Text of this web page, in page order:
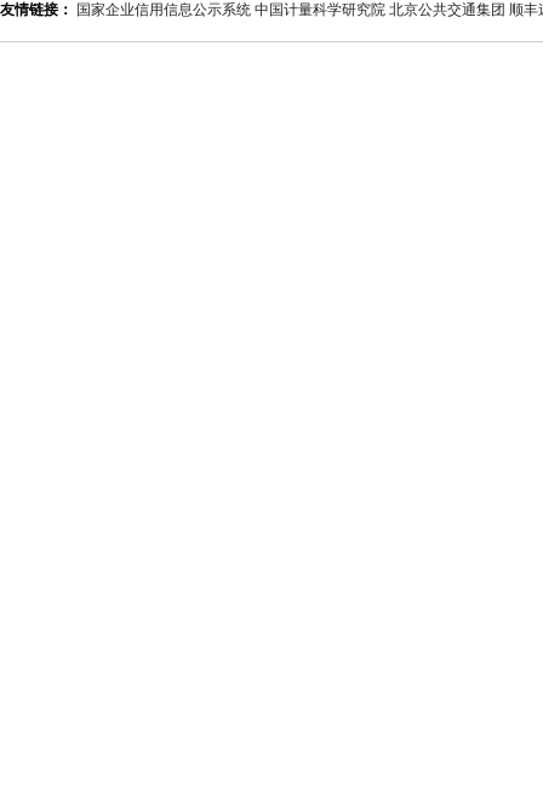
友情链接： 国家企业信用信息公示系统 中国计量科学研究院 北京公共交通集团 顺丰